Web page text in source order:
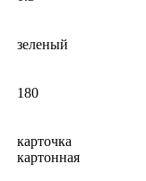
зеленый
180
карточка
картонная